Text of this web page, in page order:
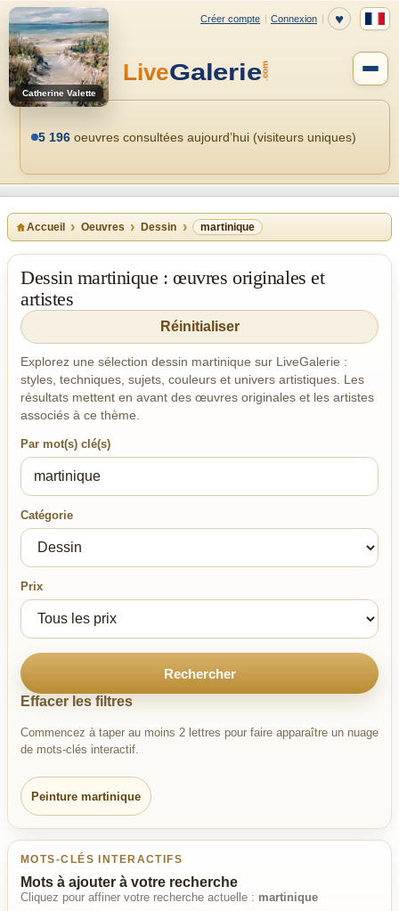
Catherine Valette
5 196 oeuvres consultées aujourd’hui (visiteurs uniques)
Accueil Oeuvres Dessin martinique
Dessin martinique : œuvres originales et
artistes
Réinitialiser
Explorez une sélection dessin martinique sur LiveGalerie :
styles, techniques, sujets, couleurs et univers artistiques. Les
résultats mettent en avant des œuvres originales et les artistes
associés à ce thème.
Par mot(s) clé(s)
Catégorie
Prix
Rechercher
Effacer les filtres
Commencez à taper au moins 2 lettres pour faire apparaître un nuage
de mots-clés interactif.
Peinture martinique
MOTS-CLÉS INTERACTIFS
Mots à ajouter à votre recherche
Cliquez pour affiner votre recherche actuelle : martinique